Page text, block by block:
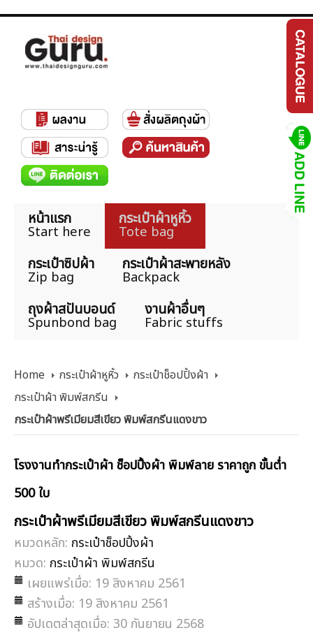
หน้าแรก
Start here
กระเป๋าผ้าหูหิ้ว
Tote bag
กระเป๋าซิปผ้า
Zip bag
กระเป๋าผ้าสะพายหลัง
Backpack
ถุงผ้าสปันบอนด์
Spunbond bag
งานผ้าอื่นๆ
Fabric stuffs
Home กระเป๋าผ้าหูหิ้ว
กระเป๋าช็อปปิ้งผ้า
กระเป๋าผ้า พิมพ์สกรีน
กระเป๋าผ้าพรีเมียมสีเขียว พิมพ์สกรีนแดงขาว
โรงงานทำกระเป๋าผ้า ช็อปปิ้งผ้า พิมพ์ลาย ราคาถูก ขั้นต่ำ
500 ใบ
กระเป๋าผ้าพรีเมียมสีเขียว พิมพ์สกรีนแดงขาว
หมวดหลัก: กระเป๋าช็อปปิ้งผ้า
หมวด: กระเป๋าผ้า พิมพ์สกรีน
เผยแพร่เมื่อ: 19 สิงหาคม 2561
สร้างเมื่อ: 19 สิงหาคม 2561
อัปเดตล่าสุดเมื่อ: 30 กันยายน 2568